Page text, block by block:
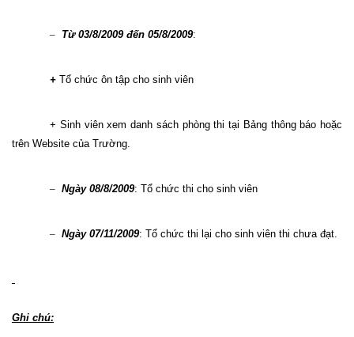
– Từ 03/8/2009 đến 05/8/2009:
+ Tổ chức ôn tập cho sinh viên
+ Sinh viên xem danh sách phòng thi tại Bảng thông báo hoặc
trên Website của Trường.
– Ngày 08/8/2009: Tổ chức thi cho sinh viên
– Ngày 07/11/2009: Tổ chức thi lại cho sinh viên thi chưa đạt.
Ghi chú: